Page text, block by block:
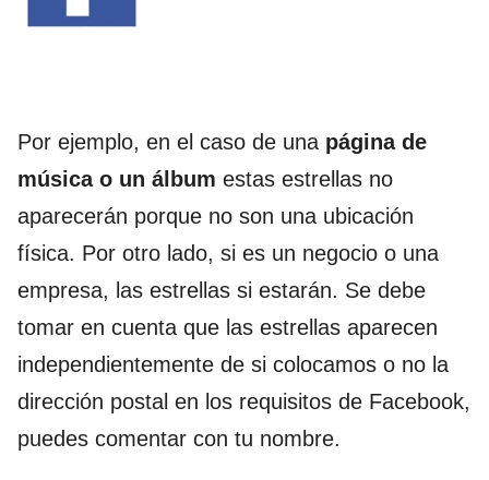
Por ejemplo, en el caso de una página de
música o un álbum estas estrellas no
aparecerán porque no son una ubicación
física. Por otro lado, si es un negocio o una
empresa, las estrellas si estarán. Se debe
tomar en cuenta que las estrellas aparecen
independientemente de si colocamos o no la
dirección postal en los requisitos de Facebook,
puedes comentar con tu nombre.